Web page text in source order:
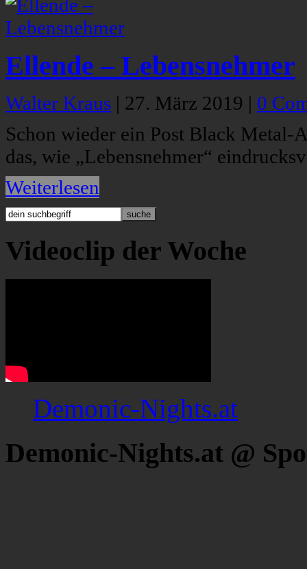
Ellende – Lebensnehmer
Walter Kraus | 27. März 2019 | 0
Schon wieder ein Post Black Metal-
das, wie „Lebensnehmer“
Weiterlesen
Videoclip der Woche
Demonic-Nights.at
Demonic-Nights.at @